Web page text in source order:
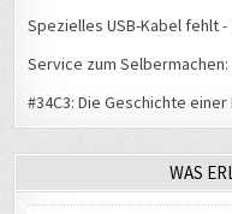
Spezielles USB-Kabel fehlt-
Service zum
#34C3: Die Geschichte
WAS